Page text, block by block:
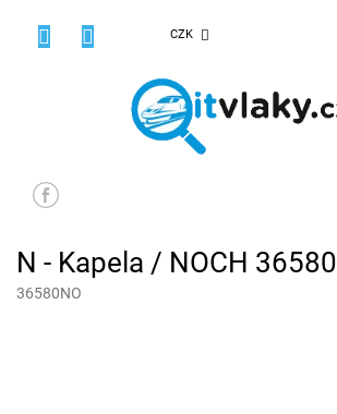
CZK
N - Kapela / NOCH 36580
36580NO